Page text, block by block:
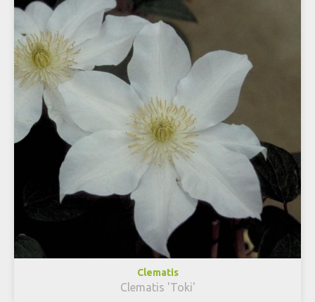
Clematis
Clematis 'Toki'